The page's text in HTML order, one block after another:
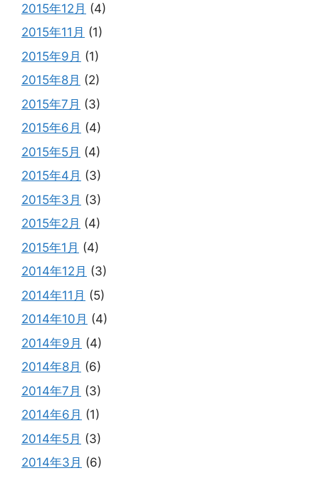
2015年12月 (4)
2015年11月 (1)
2015年9月 (1)
2015年8月 (2)
2015年7月 (3)
2015年6月 (4)
2015年5月 (4)
2015年4月 (3)
2015年3月 (3)
2015年2月 (4)
2015年1月 (4)
2014年12月 (3)
2014年11月 (5)
2014年10月 (4)
2014年9月 (4)
2014年8月 (6)
2014年7月 (3)
2014年6月 (1)
2014年5月 (3)
2014年3月 (6)